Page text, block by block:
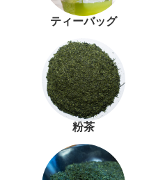
ティーバッグ
粉茶